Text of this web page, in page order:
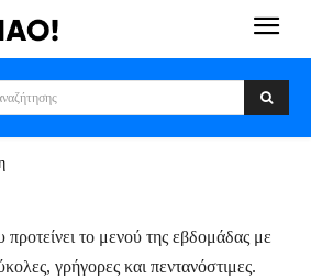
το μενού της εβδομάδας με
γρήγορες και πεντανόστιμες.